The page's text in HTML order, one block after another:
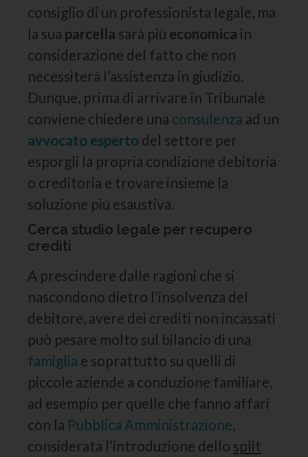
consiglio di un professionista legale, ma
la sua parcella sarà più economica in
considerazione del fatto che non
necessiterà l’assistenza in giudizio.
Dunque, prima di arrivare in Tribunale
conviene chiedere una consulenza ad un
avvocato esperto del settore per
esporgli la propria condizione debitoria
o creditoria e trovare insieme la
soluzione più esaustiva.
Cerca studio legale per recupero
crediti
A prescindere dalle ragioni che si
nascondono dietro l’insolvenza del
debitore, avere dei crediti non incassati
può pesare molto sul bilancio di una
famiglia e soprattutto su quelli di
piccole aziende a conduzione familiare,
ad esempio per quelle che fanno affari
con la Pubblica Amministrazione,
considerata l’introduzione dello split